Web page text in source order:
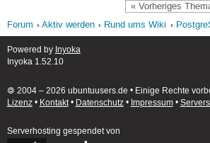
« Vorheriges
Forum Aktiv werden Rund ums Wiki
Powered by Inyoka
Inyoka 1.52.10
🄯 2004 – 2026 ubuntuusers.de • Einige Rechte
Lizenz• Kontakt• Datenschutz• Impressum•
Serverhosting gespendet von